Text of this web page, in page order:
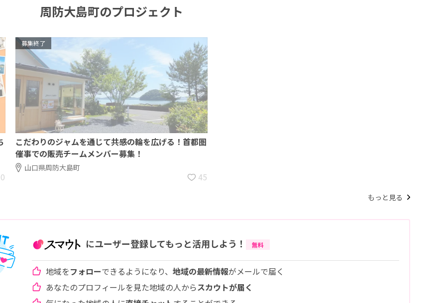
周防大島町のプロジェクト
募集終了
こだわりのジャムを通じて共感の輪を広げる！首都圏
催事での販売チームメンバー募集！
山口県周防大島町
45
もっと見る
にユーザー登録してもっと活用しよう！ 無料
地域をフォローできるようになり、 地域の最新情報がメールで届く
あなたのプロフィールを見た地域の人からスカウトが届く